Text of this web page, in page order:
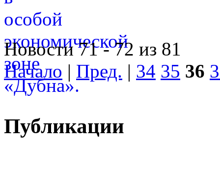
Новости 71 - 72 из 81
Начало | Пред. | 34 35 36
Публикации